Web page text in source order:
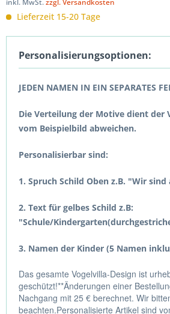
inkl. MwSt.zzgl. Versandkosten
Lieferzeit 15-20 Tage
Personalisierungsoptionen:
JEDEN NAMEN IN EIN SEPARATES
Die Verteilung der Motive dient der
vom Beispielbild abweichen.
Personalisierbar sind:
1. Spruch Schild Oben z.B. "Wir
2. Text für gelbes Schild z.B:
"Schule/
3. Namen der Kinder (5 Namen
Das gesamte Vogelvilla-Design ist
geschützt!**Änderungen einer
Nachgang mit 25 € berechnet. Wir
beachten.Personalisierte Artikel sind